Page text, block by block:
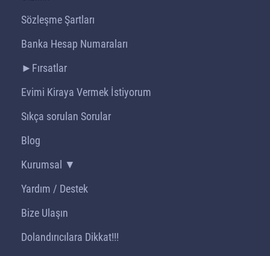
Sözleşme Şartları
Banka Hesap Numaraları
►Fırsatlar
Evimi Kiraya Vermek İstiyorum
Sıkça sorulan Sorular
Blog
Kurumsal ▼
Yardım / Destek
Bize Ulaşın
Dolandırıcılara Dikkat!!!